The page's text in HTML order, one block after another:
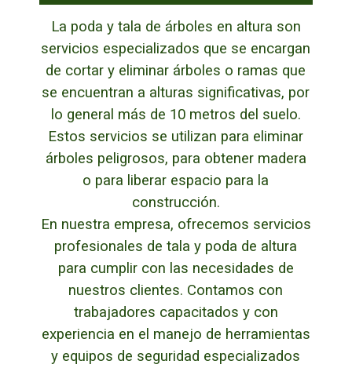
La poda y tala de árboles en altura son
servicios especializados que se encargan
de cortar y eliminar árboles o ramas que
se encuentran a alturas significativas, por
lo general más de 10 metros del suelo.
Estos servicios se utilizan para eliminar
árboles peligrosos, para obtener madera
o para liberar espacio para la
construcción.
En nuestra empresa, ofrecemos servicios
profesionales de tala y poda de altura
para cumplir con las necesidades de
nuestros clientes. Contamos con
trabajadores capacitados y con
experiencia en el manejo de herramientas
y equipos de seguridad especializados